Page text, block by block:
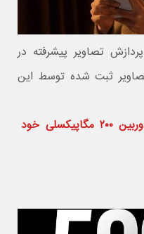
تصاویر پیشرفته در
ثبت شده توسط این
ردمی نوت ۱۳ پرو پلاس با دوربین ۲۰۰ مگاپیکسلی خود